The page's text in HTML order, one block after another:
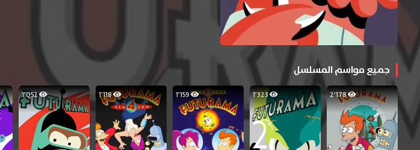
جميع مواسم المسلسل
2٬178 1٬323 1٬159 1٬118 1٬052